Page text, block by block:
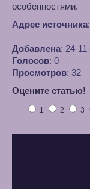
особенностями.
Адрес источника:
Добавлена: 24-
Голосов: 0
Просмотров: 32
Оцените статью!
1 2 3